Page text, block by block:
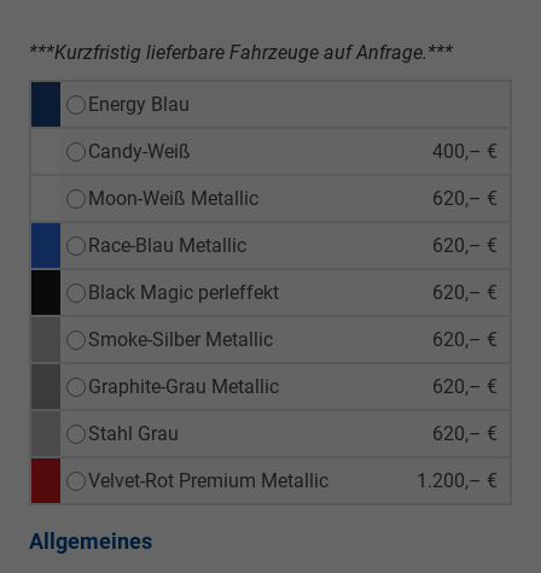
***Kurzfristig lieferbare Fahrzeuge auf Anfrage.***
Energy Blau
Candy-Weiß 400,– €
Moon-Weiß Metallic 620,– €
Race-Blau Metallic 620,– €
Black Magic perleffekt 620,– €
Smoke-Silber Metallic 620,– €
Graphite-Grau Metallic 620,– €
Stahl Grau 620,– €
Velvet-Rot Premium Metallic 1.200,– €
Allgemeines